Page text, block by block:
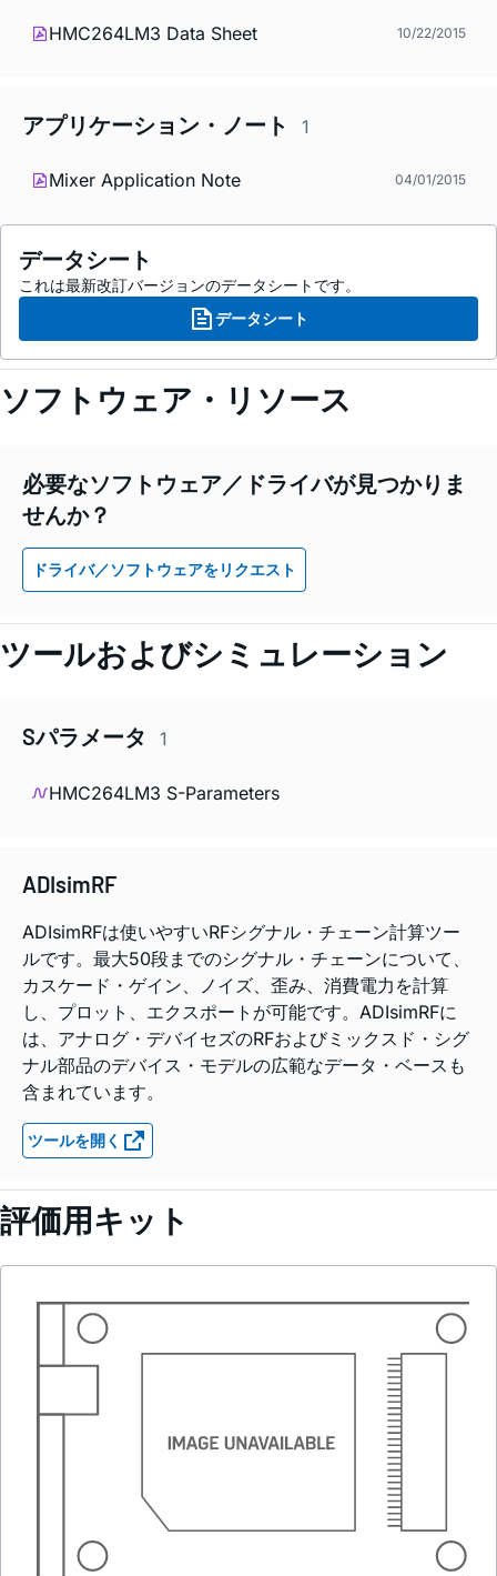
HMC264LM3 Data Sheet 10/22/2015
アプリケーション・ノート 1
Mixer Application Note 04/01/2015
データシート
これは最新改訂バージョンのデータシートです。
データシート
ソフトウェア・リソース
必要なソフトウェア／ドライバが見つかりま
せんか？
ドライバ／ソフトウェアをリクエスト
ツールおよびシミュレーション
Sパラメータ 1
HMC264LM3 S-Parameters
ADIsimRF
ADIsimRFは使いやすいRFシグナル・チェーン計算ツー
ルです。最大50段までのシグナル・チェーンについて、
カスケード・ゲイン、ノイズ、歪み、消費電力を計算
し、プロット、エクスポートが可能です。ADIsimRFに
は、アナログ・デバイセズのRFおよびミックスド・シグ
ナル部品のデバイス・モデルの広範なデータ・ベースも
含まれています。
ツールを開く
評価用キット